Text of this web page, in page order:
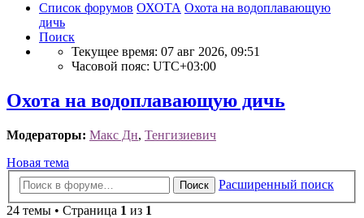
Список форумов ОХОТА Охота на водоплавающую
дичь
Поиск
Текущее время: 07 авг 2026, 09:51
Часовой пояс: UTC+03:00
Охота на водоплавающую дичь
Модераторы: Макс Дн, Тенгизиевич
Новая
тема
Новая тема
Поиск
Расширенный поиск
24 темы • Страница 1 из 1